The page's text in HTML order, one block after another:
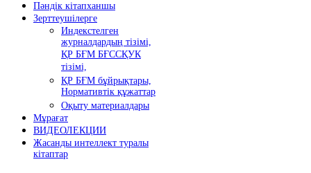
Пәндік кітапханшы
Зерттеушілерге
Индекстелген
журналдардың тізімі,
ҚР БҒМ БҒССҚУК
тізімі,
ҚР БҒМ бұйрықтары,
Нормативтік құжаттар
Оқыту материалдары
Мұрағат
ВИДЕОЛЕКЦИИ
Жасанды интеллект туралы
кітаптар